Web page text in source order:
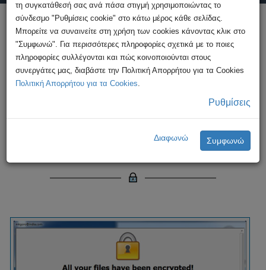
Υποβολή Καταγγελίας
HOME Συμβουλές
Απάτες μέσω Διαδικτύου
Κακόβουλο λογισμικό τύπου Dharma
Κακόβουλο λογισμικό τύπου
Dharma
τη συγκατάθεσή σας ανά πάσα στιγμή χρησιμοποιώντας το
σύνδεσμο "Ρυθμίσεις cookie" στο κάτω μέρος κάθε σελίδας.
Μπορείτε να συναινείτε στη χρήση των cookies κάνοντας κλικ στο
"Συμφωνώ". Για περισσότερες πληροφορίες σχετικά με το ποιες
πληροφορίες συλλέγονται και πώς κοινοποιούνται στους
συνεργάτες μας, διαβάστε την Πολιτική Απορρήτου για τα Cookies
Πολιτική Απορρήτου για τα Cookies.
Ρυθμίσεις
Διαφωνώ Συμφωνώ